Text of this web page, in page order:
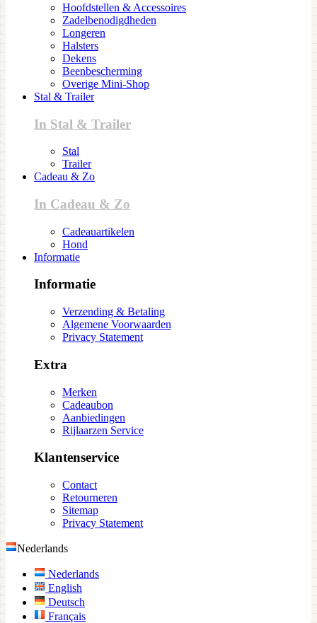
Hoofdstellen & Accessoires
Zadelbenodigdheden
Longeren
Halsters
Dekens
Beenbescherming
Overige Mini-Shop
Stal & Trailer
In Stal & Trailer
Stal
Trailer
Cadeau & Zo
In Cadeau & Zo
Cadeauartikelen
Hond
Informatie
Informatie
Verzending & Betaling
Algemene Voorwaarden
Privacy Statement
Extra
Merken
Cadeaubon
Aanbiedingen
Rijlaarzen Service
Klantenservice
Contact
Retourneren
Sitemap
Privacy Statement
Nederlands
Nederlands
English
Deutsch
Français